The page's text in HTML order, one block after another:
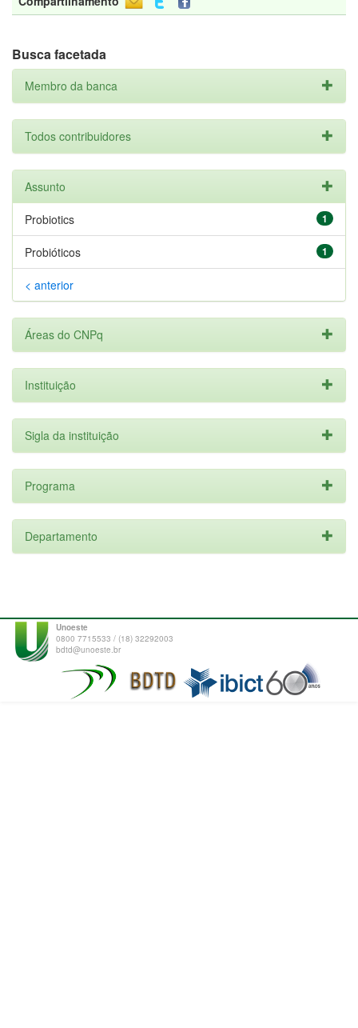
Busca facetada
Membro da banca
Todos contribuidores
Assunto
1
Probiotics
1
Probióticos
< anterior
Áreas do CNPq
Instituição
Sigla da instituição
Programa
Departamento
Unoeste
0800 7715533 / (18) 32292003
bdtd@unoeste.br